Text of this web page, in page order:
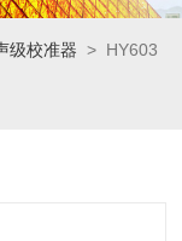
级校准器 > HY603